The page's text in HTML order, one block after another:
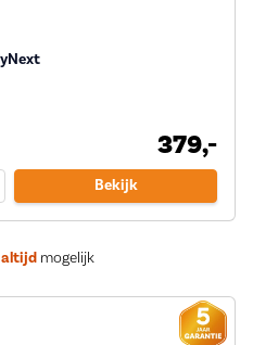
379,-
Bekijk
mogelijk